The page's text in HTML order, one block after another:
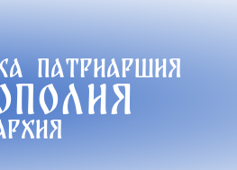
патриаршия